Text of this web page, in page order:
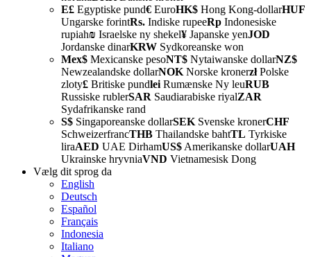
E£ Egyptiske pund€ EuroHK$ Hong Kong-dollarHUF
Ungarske forintRs. Indiske rupeeRp Indonesiske
rupiah₪ Israelske ny shekel¥ Japanske yenJOD
Jordanske dinarKRW Sydkoreanske won
Mex$ Mexicanske pesoNT$ Nytaiwanske dollarNZ$
Newzealandske dollarNOK Norske kronerzłPolske
zloty£ Britiske pundlei Rumænske Ny leuRUB
Russiske rublerSAR Saudiarabiske riyalZAR
Sydafrikanske rand
S$ Singaporeanske dollarSEK Svenske kronerCHF
SchweizerfrancTHB Thailandske bahtTL Tyrkiske
liraAED UAE DirhamUS$ Amerikanske dollarUAH
Ukrainske hryvniaVND Vietnamesisk Dong
Vælg dit sprog da
English
Deutsch
Español
Français
Indonesia
Italiano